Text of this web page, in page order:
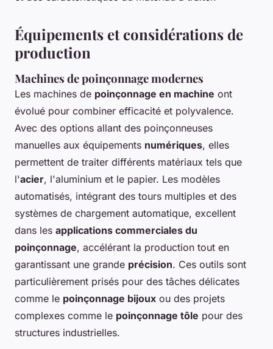
Équipements et considérations de
production
Machines de poinçonnage modernes
Les machines de poinçonnage en machine ont
évolué pour combiner efficacité et polyvalence.
Avec des options allant des poinçonneuses
manuelles aux équipements numériques, elles
permettent de traiter différents matériaux tels que
l'acier, l'aluminium et le papier. Les modèles
automatisés, intégrant des tours multiples et des
systèmes de chargement automatique, excellent
dans les applications commerciales du
poinçonnage, accélérant la production tout en
garantissant une grande précision. Ces outils sont
particulièrement prisés pour des tâches délicates
comme le poinçonnage bijoux ou des projets
complexes comme le poinçonnage tôle pour des
structures industrielles.